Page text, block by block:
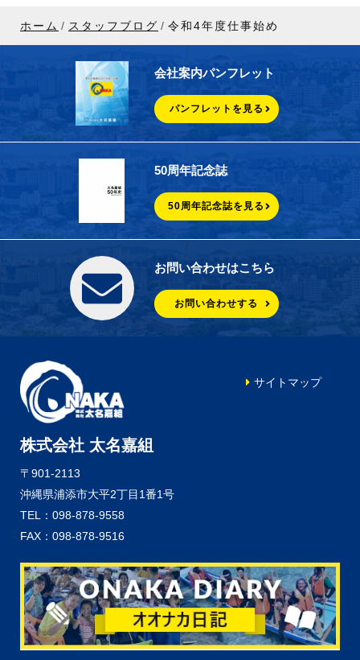
ホーム スタッフブログ 令和4年度仕事始め
会社案内パンフレット
パンフレットを見る
50周年記念誌
50周年記念誌を見る
お問い合わせはこちら
お問い合わせする
株式会社 太名嘉組
〒901-2113
沖縄県浦添市大平2丁目1番1号
TEL：098-878-9558
FAX：098-878-9516
サイトマップ